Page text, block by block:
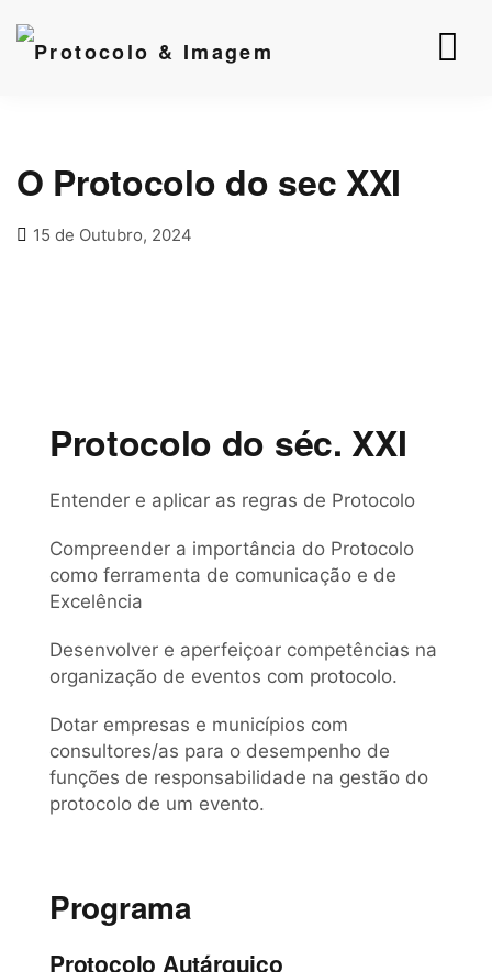
O Protocolo do sec XXI
15 de Outubro, 2024
Protocolo do séc. XXI
Entender e aplicar as regras de Protocolo
Compreender a importância do Protocolo
como ferramenta de comunicação e de
Excelência
Desenvolver e aperfeiçoar competências na
organização de eventos com protocolo.
Dotar empresas e municípios com
consultores/as para o desempenho de
funções de responsabilidade na gestão do
protocolo de um evento.
Programa
Protocolo Autárquico